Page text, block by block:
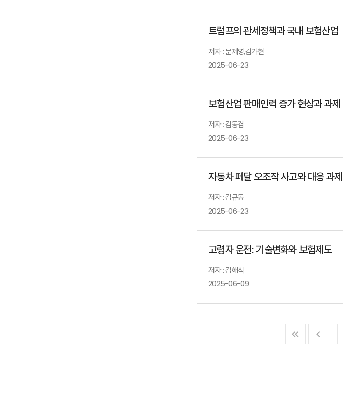
트럼프의 관세정책과 국내 보험산업
저자 : 문제영,김가현
2025-06-23
보험산업 판매인력 증가 현상과 과제
저자 : 김동겸
2025-06-23
자동차 페달 오조작 사고와 대응 과제
저자 : 김규동
2025-06-23
고령자 운전: 기술변화와 보험제도
저자 : 김해식
2025-06-09